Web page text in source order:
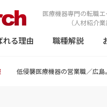
医療機器専門の転職エ
（人材紹介
る理由 職種解説
低侵襲医療機器の営業職／広